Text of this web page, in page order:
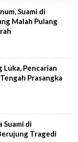
Suami di
Malah Pulang
Luka, Pencarian
Prasangka
Suami di
Tragedi